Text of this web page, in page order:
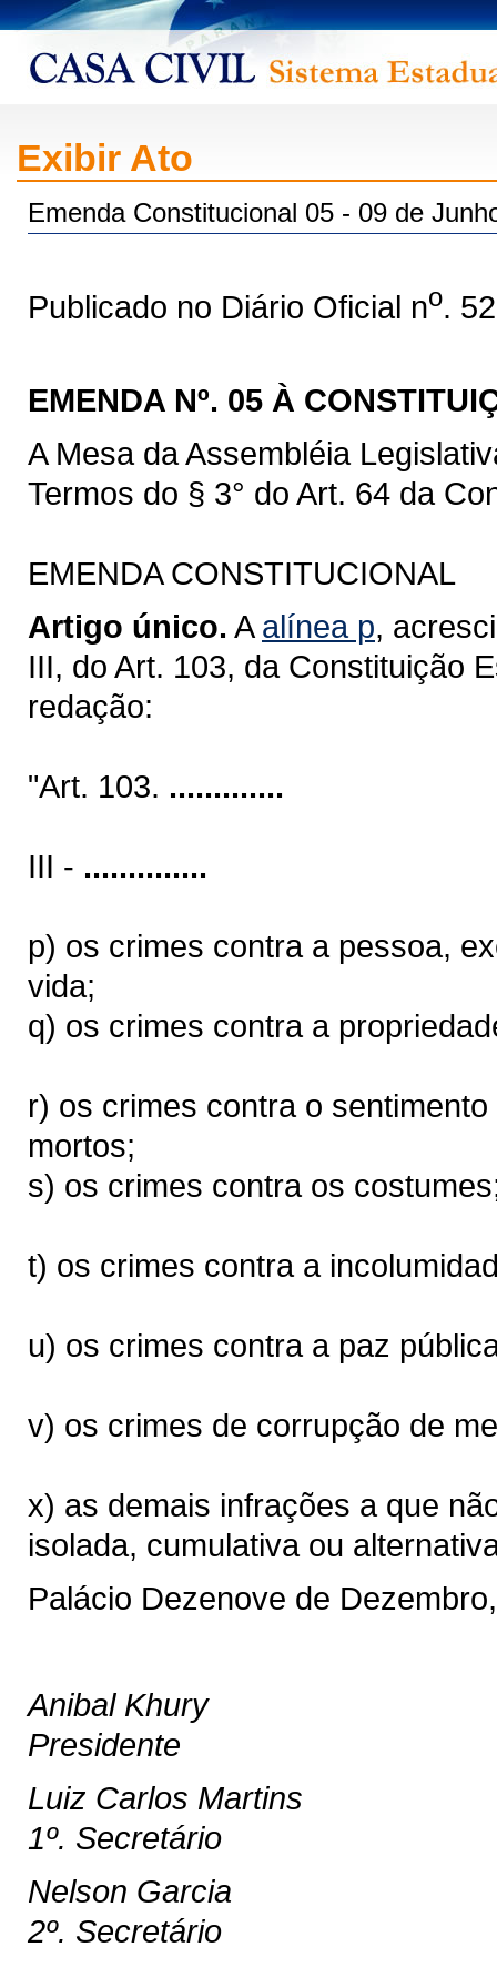
Exibir Ato
Emenda Constitucional 05 - 09 de
Publicado no Diário Oficial no.
EMENDA Nº. 05 À
A Mesa da Assembléia
Termos do § 3° do Art. 64 da
EMENDA CONSTITUCIONAL
Artigo único. A alínea p,
III, do Art. 103, da Constituição
redação:
"Art. 103. .............
III - ..............
p) os crimes contra a pessoa,
vida;
q) os crimes contra a
r) os crimes contra o
mortos;
s) os crimes contra os
t) os crimes contra a
u) os crimes contra a paz
v) os crimes de corrupção de
x) as demais infrações a que
isolada, cumulativa ou
Palácio Dezenove de
Anibal Khury
Presidente
Luiz Carlos Martins
1º. Secretário
Nelson Garcia
2º. Secretário